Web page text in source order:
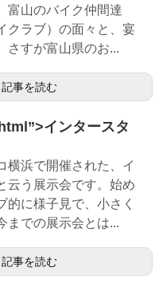
富山のバイク仲間達
クラブ）の面々と、宴
さすが富山県のお...
記事を読む
インタースタ
横浜で開催された、イ
云う展示会です。始め
的に様子見で、小さく
までの展示会とは...
記事を読む